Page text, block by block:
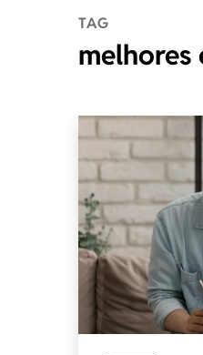
TAG
melhores